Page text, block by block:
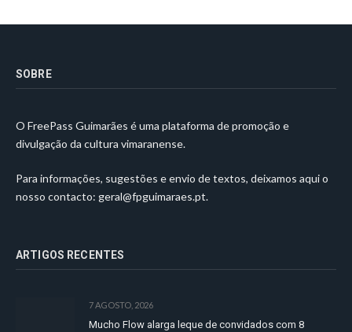
SOBRE
O FreePass Guimarães é uma plataforma de promoção e
divulgação da cultura vimaranense.
Para informações, sugestões e envio de textos, deixamos aqui o
nosso contacto: geral@fpguimaraes.pt.
ARTIGOS RECENTES
7 AGOSTO, 2026
Mucho Flow alarga leque de convidados com 8